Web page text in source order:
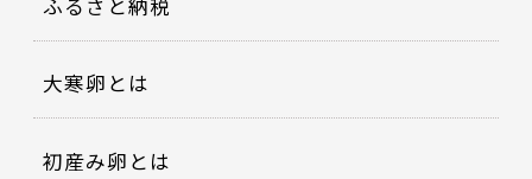
ふるさと納税
大寒卵とは
初産み卵とは